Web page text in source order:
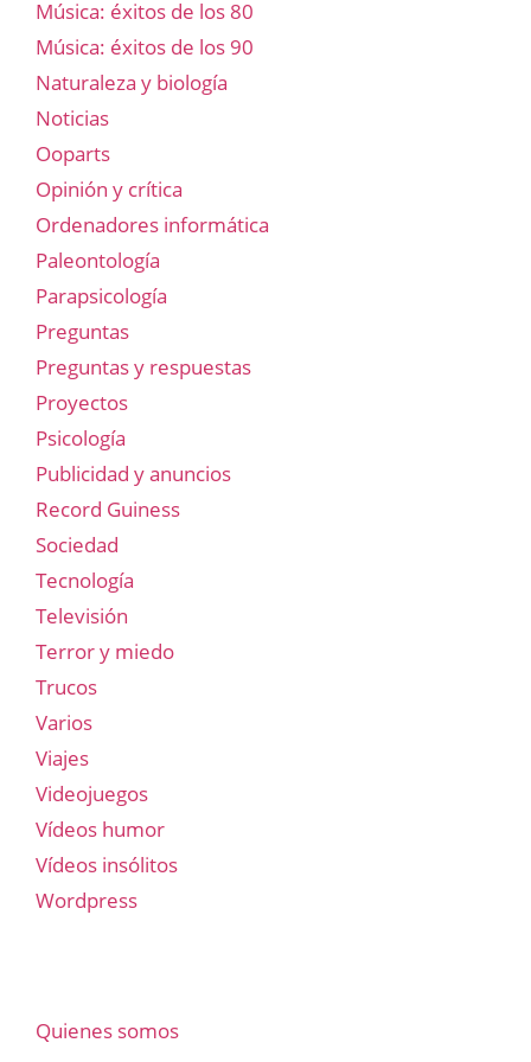
Música: éxitos de los 80
Música: éxitos de los 90
Naturaleza y biología
Noticias
Ooparts
Opinión y crítica
Ordenadores informática
Paleontología
Parapsicología
Preguntas
Preguntas y respuestas
Proyectos
Psicología
Publicidad y anuncios
Record Guiness
Sociedad
Tecnología
Televisión
Terror y miedo
Trucos
Varios
Viajes
Videojuegos
Vídeos humor
Vídeos insólitos
Wordpress
Quienes somos